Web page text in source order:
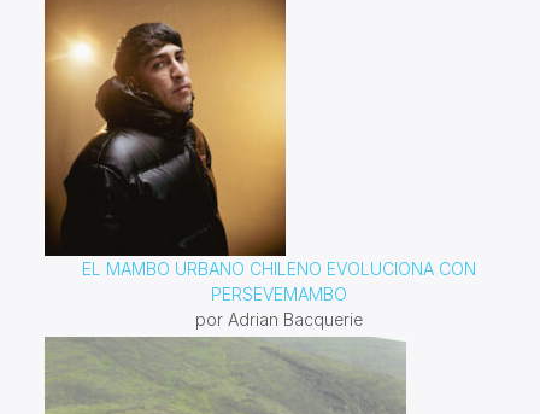
EL MAMBO URBANO CHILENO EVOLUCIONA CON
PERSEVEMAMBO
por Adrian Bacquerie